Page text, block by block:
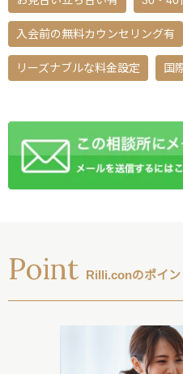
入会前の無料カウンセリング有
リーズナブルな料金設定 国
Point Rilli.conのポイン